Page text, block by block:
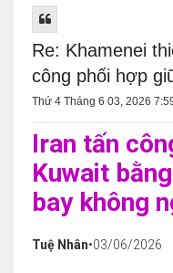
Re: Khamenei
công phối hợp
Thứ 4 Tháng 6 03, 2026
Iran tấn
Kuwait
bay không
Tuệ Nhân•03/06/2026